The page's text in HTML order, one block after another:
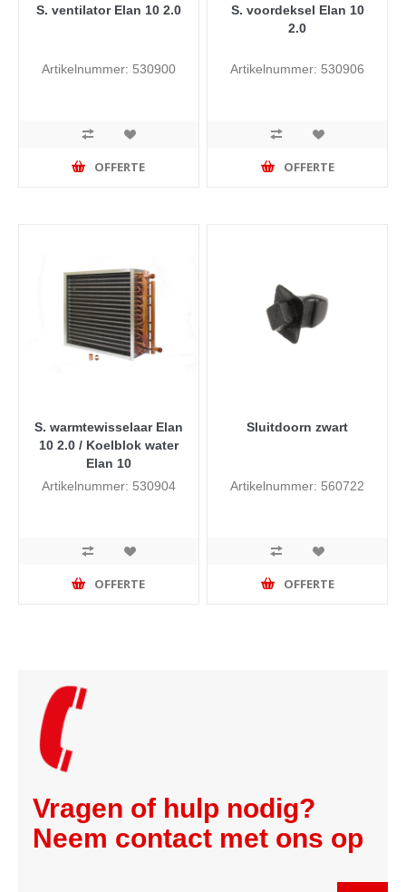
S. ventilator Elan 10 2.0
Artikelnummer: 530900
OFFERTE
S. voordeksel Elan 10
2.0
Artikelnummer: 530906
OFFERTE
S. warmtewisselaar Elan
10 2.0 / Koelblok water
Elan 10
Artikelnummer: 530904
OFFERTE
Sluitdoorn zwart
Artikelnummer: 560722
OFFERTE
Vragen of hulp nodig?
Neem contact met ons op